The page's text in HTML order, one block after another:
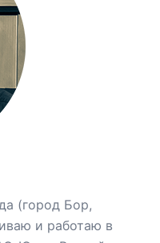
(город Бор,
и работаю в